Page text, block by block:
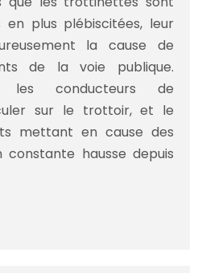
en plus plébiscitées, leur
la cause de
de la voie publique.
les conducteurs de
sur le trottoir, et le
mettant en cause des
hausse depuis